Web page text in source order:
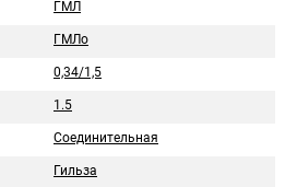
ГМЛ
ГМЛо
0,34/1,5
1.5
Соединительная
Гильза